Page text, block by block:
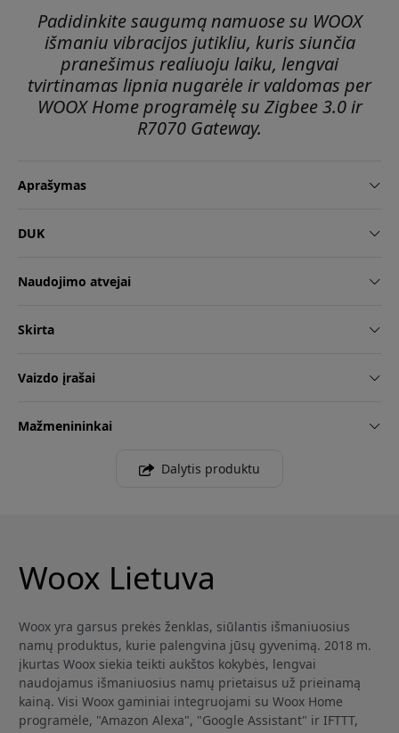
Padidinkite saugumą namuose su WOOX
išmaniu vibracijos jutikliu, kuris siunčia
pranešimus realiuoju laiku, lengvai
tvirtinamas lipnia nugarėle ir valdomas per
WOOX Home programėlę su Zigbee 3.0 ir
R7070 Gateway.
Aprašymas
DUK
Naudojimo atvejai
Skirta
Vaizdo įrašai
Mažmenininkai
Dalytis produktu
Woox Lietuva
Woox yra garsus prekės ženklas, siūlantis išmaniuosius
namų produktus, kurie palengvina jūsų gyvenimą. 2018 m.
įkurtas Woox siekia teikti aukštos kokybės, lengvai
naudojamus išmaniuosius namų prietaisus už prieinamą
kainą. Visi Woox gaminiai integruojami su Woox Home
programėle, "Amazon Alexa", "Google Assistant" ir IFTTT,